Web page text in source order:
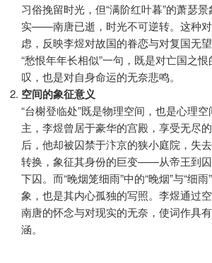
习俗挽留时光，但“满阶红叶暮”的萧瑟
实——南唐已逝，时光不可逆转。这种
虑，反映李煜对故国的眷恋与对复国无
“愁恨年年长相似”一句，既是对亡国之
叹，也是对自身命运的无奈悲鸣。
空间的象征意义
“台榭登临处”既是物理空间，也是心理
主，李煜曾居于豪华的宫殿，享受无尽
后，他却被囚禁于汴京的狭小庭院，失
转换，象征其身份的巨变——从帝王到
下囚。而“晚烟笼细雨”中的“晚烟”与“细
象，也是其内心孤独的写照。李煜通过
南唐的怀念与对现实的无奈，使词作具
涵。